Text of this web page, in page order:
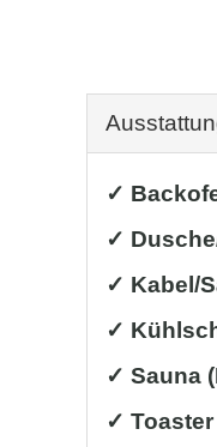
✓
✓
✓ Kabel/
✓
✓ Sauna
✓ Toaster